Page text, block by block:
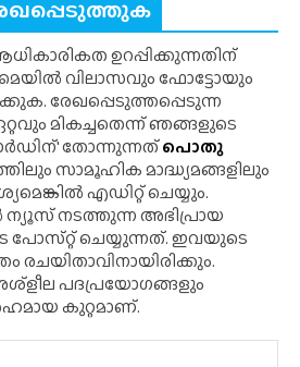
ഉറപ്പിക്കുന്നതിന്
വിലാസവും ഫോട്ടോയും
രേഖപ്പെടുത്തപ്പെടുന്ന
മികച്ചതെന്ന് ഞങ്ങളുടെ
തോന്നുന്നത്പൊതു
സാമൂഹിക മാദ്ധ്യമങ്ങളിലും
എഡിറ്റ് ചെയ്യും.
ന്യൂസ് നടത്തുന്ന അഭിപ്രായ
പോസ്‌റ്റ് ചെയ്യുന്നത്. ഇവയുടെ
രചയിതാവിനായിരിക്കും.
പദപ്രയോഗങ്ങളും
കുറ്റമാണ്.